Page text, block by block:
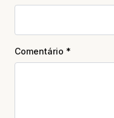
Comentário *